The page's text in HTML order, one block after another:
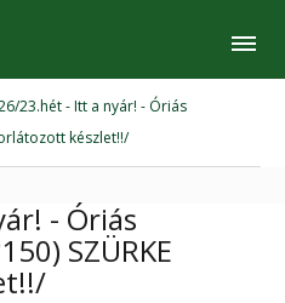
23.hét - Itt a nyár! - Óriás
készlet!!/
- Óriás
SZÜRKE